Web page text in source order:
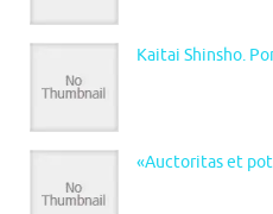
Kaitai Shinsho.
«Auctoritas et